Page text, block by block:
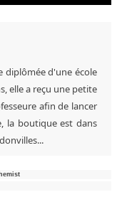
diplômée d'une école
elle a reçu une petite
afin de lancer
la boutique est dans